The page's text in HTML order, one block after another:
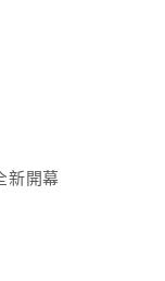
新開幕